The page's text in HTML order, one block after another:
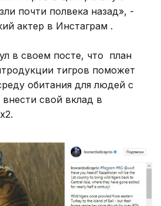
почти полвека назад», -
актер в Инстаграм .
в своем посте, что план
тигров поможет
обитания для людей с
свой вклад в